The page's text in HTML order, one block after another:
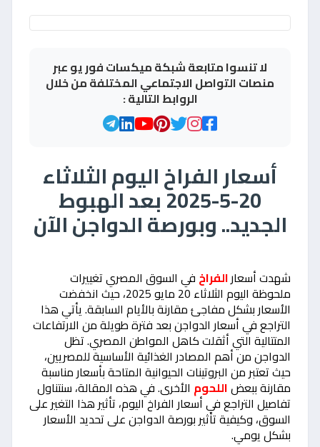
لا تنسوا متابعة شبكة ميكسات فور يو عبر
منصات التواصل الاجتماعي المختلفة من خلال
الروابط التالية :
أسعار الفراخ اليوم الثلاثاء
20-5-2025 بعد الهبوط
الجديد.. وبورصة الدواجن الآن
شهدت أسعارالفراخ في السوق المصري تغييرات
ملحوظة اليوم الثلاثاء 20 مايو 2025، حيث انخفضت
الأسعار بشكل مفاجئ مقارنة بالأيام السابقة. يأتي هذا
التراجع في أسعار الدواجن بعد فترة طويلة من الارتفاعات
المتتالية التي أثقلت كاهل المواطن المصري. تظل
الدواجن من أهم المصادر الغذائية الأساسية للمصريين،
حيث تعتبر من البروتينات الحيوانية المتاحة بأسعار مناسبة
مقارنة ببعضاللحوم الأخرى. في هذه المقالة، سنتناول
تفاصيل التراجع في أسعار الفراخ اليوم، تأثير هذا التغير على
السوق، وكيفية تأثير بورصة الدواجن على تحديد الأسعار
بشكل يومي.